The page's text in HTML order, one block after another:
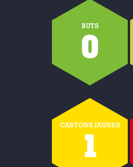
BUTS
0
CARTONS JAUNES
1